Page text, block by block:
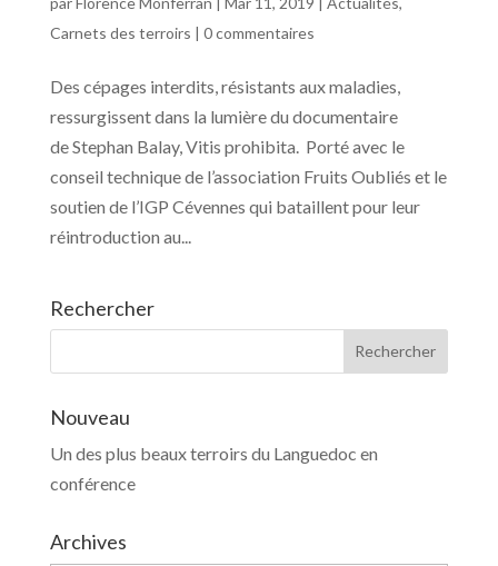
Carnets des terroirs | 0 commentaires
Des cépages interdits, résistants aux maladies,
ressurgissent dans la lumière du documentaire
de Stephan Balay, Vitis prohibita. Porté avec le
conseil technique de l’association Fruits Oubliés et le
soutien de l’IGP Cévennes qui bataillent pour leur
réintroduction au...
Rechercher
Nouveau
Un des plus beaux terroirs du Languedoc en
conférence
Archives